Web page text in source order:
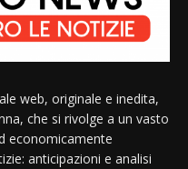
web, originale e inedita,
che si rivolge a un vasto
economicamente
anticipazioni e analisi